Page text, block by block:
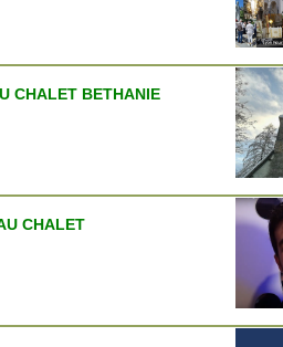
CHALET BETHANIE
CHALET